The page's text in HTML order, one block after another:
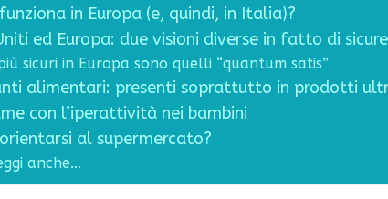
in Europa (e, quindi, in Italia)?
ed Europa: due visioni diverse in fatto di
più sicuri in Europa sono quelli “quantum satis”
alimentari: presenti soprattutto in prodotti
con l’iperattività nei bambini
al supermercato?
anche…